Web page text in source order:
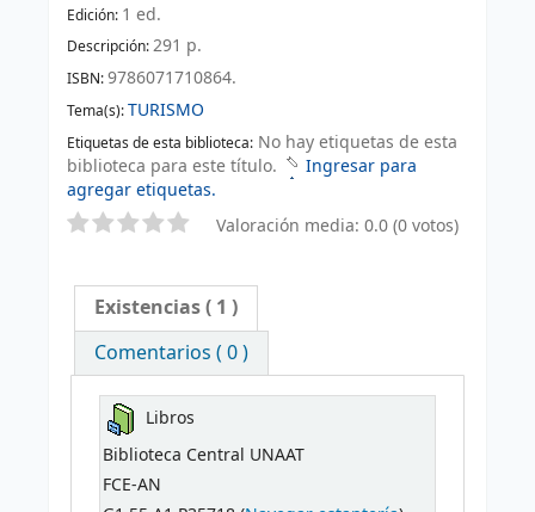
Edición: 1 ed.
Descripción:291 p.
ISBN:9786071710864.
Tema(s):TURISMO
Etiquetas de esta biblioteca: No hay etiquetas de esta
biblioteca para este título.
Ingresar para
agregar etiquetas.
Valoración media: 0.0 (0 votos)
Existencias( 1 )
Comentarios ( 0 )
Libros
Biblioteca Central UNAAT
FCE-AN